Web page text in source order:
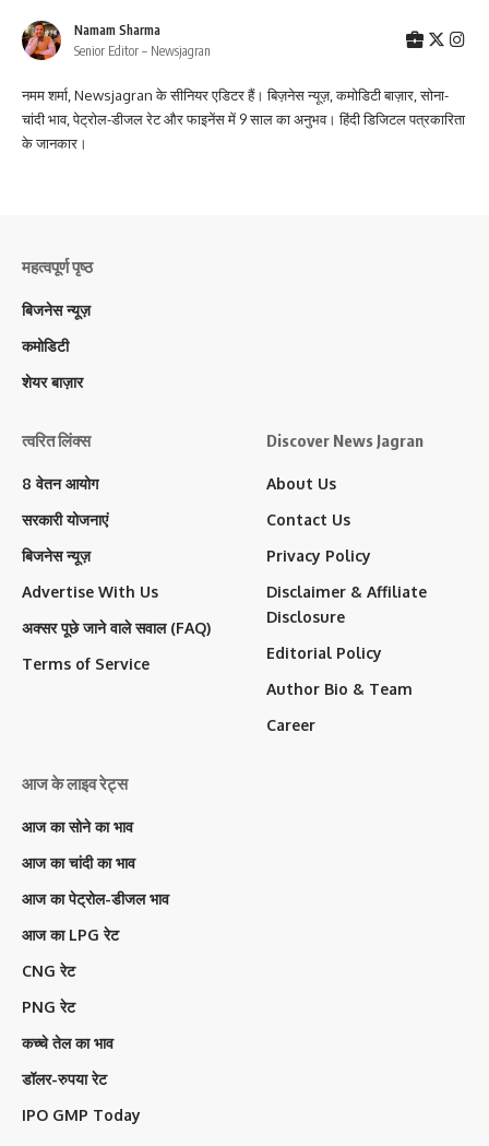
Namam Sharma
Senior Editor – Newsjagran
नमम शर्मा, Newsjagran के सीनियर एडिटर हैं। बिज़नेस न्यूज़, कमोडिटी बाज़ार, सोना-
चांदी भाव, पेट्रोल-डीजल रेट और फाइनेंस में 9 साल का अनुभव। हिंदी डिजिटल पत्रकारिता
के जानकार।
महत्वपूर्ण पृष्ठ
बिजनेस न्यूज़
कमोडिटी
शेयर बाज़ार
त्वरित लिंक्स
8 वेतन आयोग
सरकारी योजनाएं
बिजनेस न्यूज़
Advertise With Us
अक्सर पूछे जाने वाले सवाल (FAQ)
Terms of Service
Discover News Jagran
About Us
Contact Us
Privacy Policy
Disclaimer & Affiliate
Disclosure
Editorial Policy
Author Bio & Team
Career
आज के लाइव रेट्स
आज का सोने का भाव
आज का चांदी का भाव
आज का पेट्रोल-डीजल भाव
आज का LPG रेट
CNG रेट
PNG रेट
कच्चे तेल का भाव
डॉलर-रुपया रेट
IPO GMP Today